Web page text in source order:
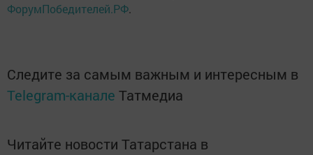
ФорумПобедителей.РФ.
Следите за самым важным и интересным в
Telegram-канале Татмедиа
Читайте новости Татарстана в